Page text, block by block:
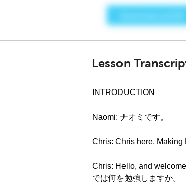
Lesson
INTRODUCTION
Naomi: ナオミです。
Chris: Chris here,
Chris: Hello, and
では何を勉強しますか。